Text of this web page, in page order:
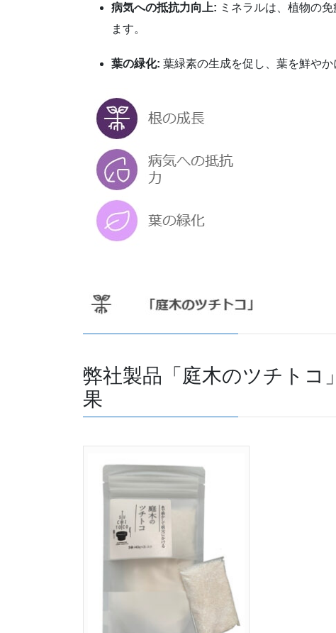
病気への抵抗力向上: ミネラルは、植物の
ます。
葉の緑化: 葉緑素の生成を促し、葉を鮮やか
弊社製品「庭木のツチトコ
果